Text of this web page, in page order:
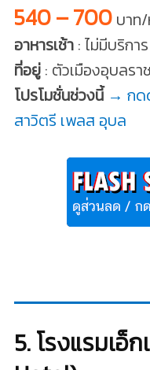
540 – 700บาท/
อาหารเช้า: ไม่มีบริการ
ที่อยู่: ตัวเมืองอุบลรา
โปรโมชั่นช่วงนี้ → กด
สาวิตรี เพลส อุบล
5. โรงแรมเอ็